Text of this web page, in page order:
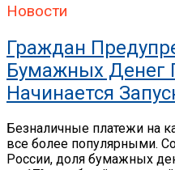
Новости
Граждан
Бумажных Денег
Начинается
Безналичные платежи на
все более популярными.
России, доля бумажных